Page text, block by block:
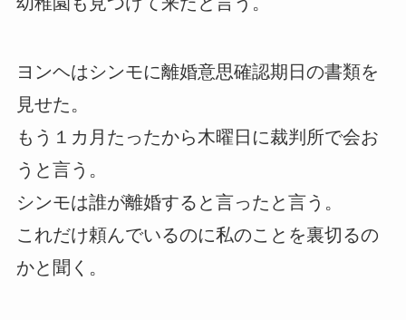
ヨンヘはシンモに離婚意思確認期日の書類を
見せた。
もう１カ月たったから木曜日に裁判所で会お
うと言う。
シンモは誰が離婚すると言ったと言う。
これだけ頼んでいるのに私のことを裏切るの
かと聞く。